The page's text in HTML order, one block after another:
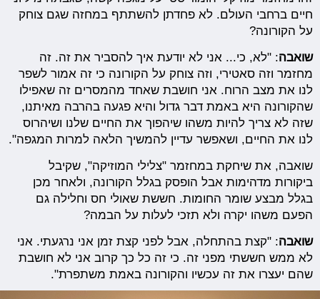
חיים ברחבי העולם. לא פחדתן להשתתף במחזה שגם צוחק
על הקורונה?
שואבה: "לא, כי... אני לא יודעת איך להסביר את זה. זה
מחזמר וזה סאטירי, וזה צוחק על הקורונה כי זה אמור לשפר
לנו את מצב הרוח. אני חושבת שאחד מהמסרים זה שאפילו
שהקורונה היא באמת דבר גדול והיא פגעה בהרבה מאיתנו,
שזה לא צריך להיות משהו שיהפוך את החיים שלנו ושיהרוס
לנו את החיים, ושאפשר עדיין להמשיך הלאה למרות המגפה".
שואבה, את שיחקת במחזמר "צלילי המוזיקה", שקיבל
ביקורות מדהימות אבל הופסק בגלל הקורונה, ולאחר מכן
בגלל מבצע שומר החומות. חששת שאולי חס וחלילה גם
הפעם משהו יקרה ולא תזכי לעלות על הבמה?
שואבה: "קצת בהתחלה, אבל לפני קצת זמן אני נרגעתי. אני
לא ממש חששתי מפני זה. כי זה כל כך קרוב אני לא חושבת
שהם יעצרו את זה עכשיו והקורונה באמת משתפרת".